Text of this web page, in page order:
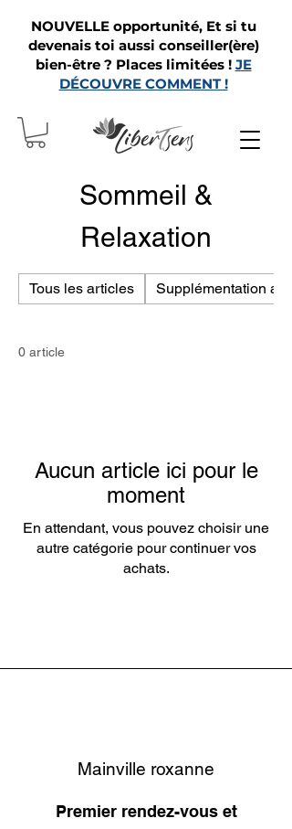
NOUVELLE opportunité, Et si tu
devenais toi aussi conseiller(ère)
bien-être ? Places limitées ! JE
DÉCOUVRE COMMENT !
Sommeil &
Relaxation
Tous les articles Supplémentation
0 article
Aucun article ici pour le
moment
En attendant, vous pouvez choisir une
autre catégorie pour continuer vos
achats.
Mainville roxanne
Premier rendez-vous et